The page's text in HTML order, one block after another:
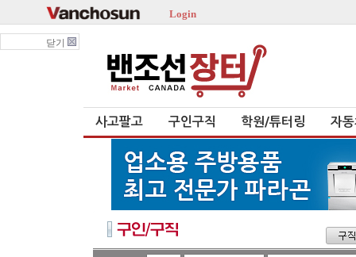
Login
닫기
사고팔고 구인구직 학원/튜터링 자